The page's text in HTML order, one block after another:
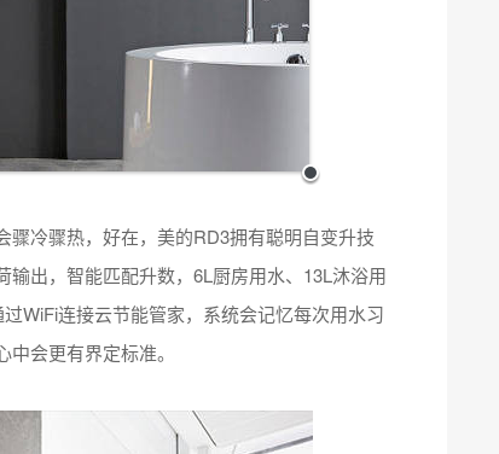
冷骤热，好在，美的RD3拥有聪明自变升技
出，智能匹配升数，6L厨房用水、13L沐浴用
WiFi连接云节能管家，系统会记忆每次用水习
会更有界定标准。